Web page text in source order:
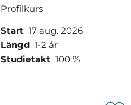
Profilkurs
Start 17 aug. 2026
Längd 1-2 år
Studietakt 100 %